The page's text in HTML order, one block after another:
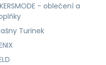
- oblečení a
Turinek